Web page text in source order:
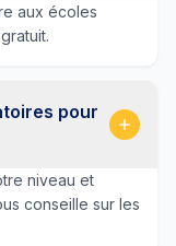
aux écoles
pour
niveau et
conseille sur les